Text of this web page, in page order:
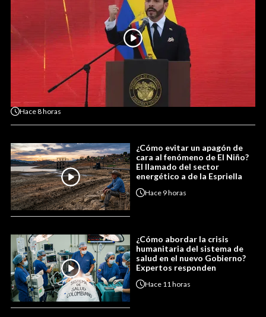
Hace8 horas
¿Cómo evitar un apagón de
cara al fenómeno de El Niño?
El llamado del sector
energético a de la Espriella
Hace 9 horas
¿Cómo abordar la crisis
humanitaria del sistema de
salud en el nuevo Gobierno?
Expertos responden
Hace 11 horas